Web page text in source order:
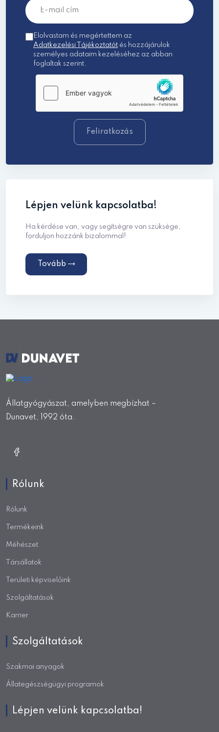
Elolvastam és megértettem az
Adatkezelési Tájékoztatót és hozzájárulok
személyes adataim kezeléséhez az abban
foglaltak szerint.
Feliratkozás
Lépjen velünk kapcsolatba!
Ha kérdése van, vagy segítségre van szüksége,
forduljon hozzánk bizalommal!
Tovább
Állatgyógyászat, amelyben megbízhat –
Dunavet, 1992 óta.
Rólunk
Rólunk
Termékeink
Méhészet
Társállatok
Területi képviselőink
Szolgáltatások
Karrier
Szolgáltatások
Szakmai anyagok
Állategészségügyi programok
Lépjen velünk kapcsolatba!